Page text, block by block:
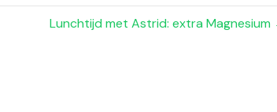
Lunchtijd met Astrid: extra Magnesium